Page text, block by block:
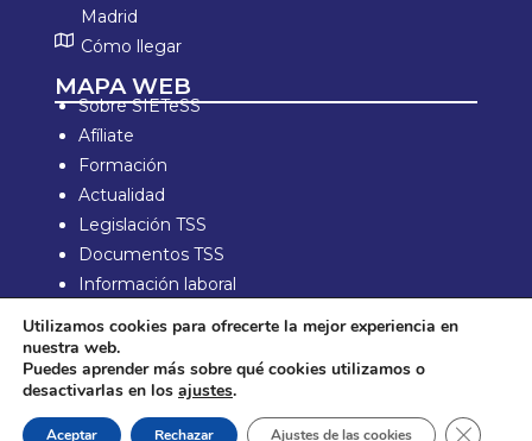
Madrid
Cómo llegar
MAPA WEB
Sobre SIETeSS
Afíliate
Formación
Actualidad
Legislación TSS
Documentos TSS
Información laboral
Aviso Legal y política de privacidad
Política de compra y devolución
Utilizamos cookies para ofrecerte la mejor experiencia en
nuestra web.
Puedes aprender más sobre qué cookies utilizamos o
desactivarlas en los ajustes.
Aceptar Rechazar Ajustes de las cookies Cerrar el